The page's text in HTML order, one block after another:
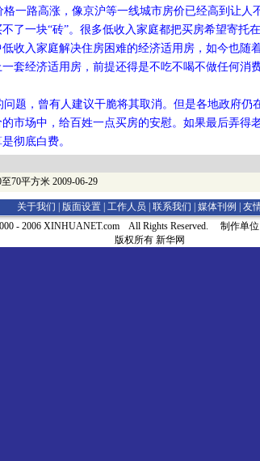
格一路高涨，像京沪等一线城市房价已经高到让人
了一块“砖”。很多低收入家庭都把买房希望寄托
收入家庭解决住房困难的经济适用房，如今也随
套经济适用房，前提还得是不吃不喝不做任何消
题，曾有人建议干脆将其取消。但是各地政府仍
市场中，给百姓一点买房的安慰。如果最后弄得
彻底白费。
70平方米 2009-06-29
关于我们 | 版面设置 工作人员 联系我们 媒体刊例
友
- 2006 XINHUANET.com All Rights Reserved. 制作单
版权所有 新华网